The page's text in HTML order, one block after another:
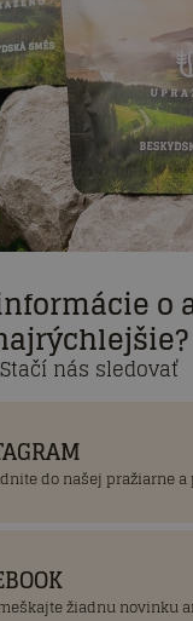
o
Stačí nás sledovať
do našej pražiarne a
žiadnu novinku